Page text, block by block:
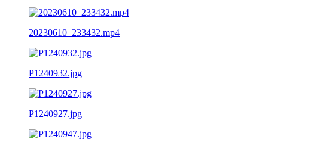
20230610_233432.mp4
P1240932.jpg
P1240927.jpg